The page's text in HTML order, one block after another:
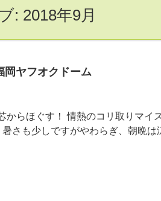
: 2018年9月
ヤフオクドーム
からほぐす！ 情熱のコリ取りマイ
も少しですがやわらぎ、朝晩は